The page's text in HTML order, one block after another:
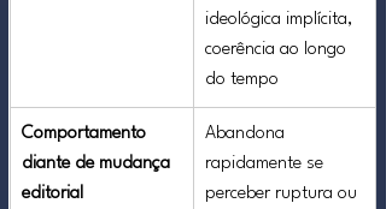
ideológica implícita,
coerência ao longo
do tempo
Comportamento
diante de mudança
editorial
Abandona
rapidamente se
perceber ruptura ou